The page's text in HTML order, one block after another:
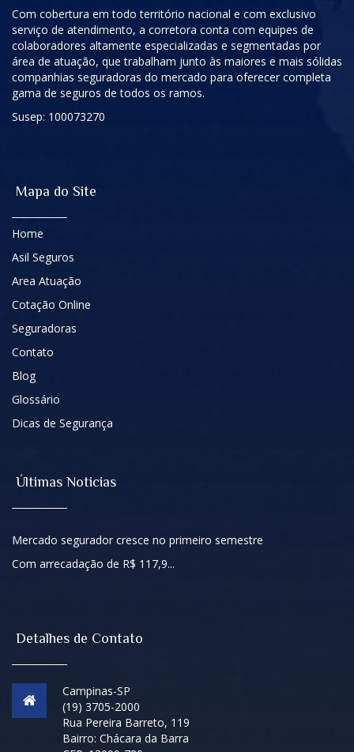
Com cobertura em todo território nacional e com exclusivo
serviço de atendimento, a corretora conta com equipes de
colaboradores altamente especializadas e segmentadas por
área de atuação, que trabalham junto às maiores e mais sólidas
companhias seguradoras do mercado para oferecer completa
gama de seguros de todos os ramos.
Susep: 100073270
Mapa do Site
Home
Asil Seguros
Area Atuação
Cotação Online
Seguradoras
Contato
Blog
Glossário
Dicas de Segurança
Últimas Noticias
Mercado segurador cresce no primeiro semestre
Com arrecadação de R$ 117,9...
Detalhes de Contato
Campinas-SP
(19) 3705-2000
Rua Pereira Barreto, 119
Bairro: Chácara da Barra